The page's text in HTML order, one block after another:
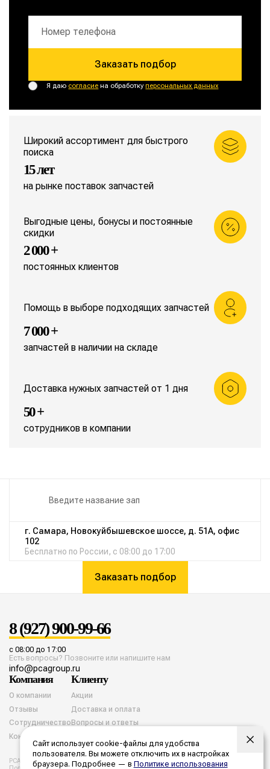
Заказать подбор
Я даю согласие на обработкуперсональных данных
Широкий ассортимент для быстрого
поиска
15 лет
на рынке поставок запчастей
Выгодные цены, бонусы и постоянные
скидки
2 000 +
постоянных клиентов
Помощь в выборе подходящих запчастей
7 000 +
запчастей в наличии на складе
Доставка нужных запчастей от 1 дня
50 +
сотрудников в компании
г. Самара, Новокуйбышевское шоссе, д. 51А, офис
102
Бесплатно по России, с 08:00 до 17:00
Заказать подбор
8 (927) 900-99-66
с 08:00 до 17:00
Есть вопросы? Позвоните или напишите нам
info@pcagroup.ru
Компания
О компании
Отзывы
Сотрудничество
Контакты
Клиенту
Акции
Доставка и оплата
Вопросы и ответы
PCA group. Все права защищены. 2026 год.
Сайт использует cookie-файлы для удобства
пользователя. Вы можете отключить их в настройках
браузера. Подробнее — в Политике использования